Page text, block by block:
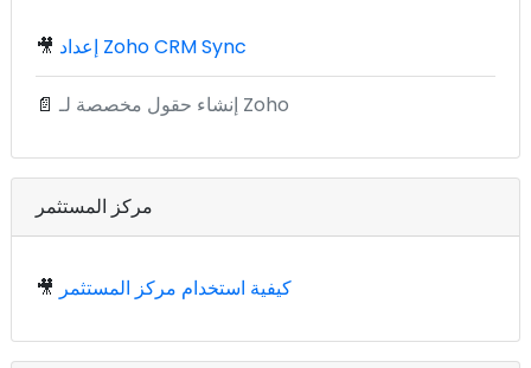
🎥 إعداد Zoho CRM Sync
📄 إنشاء حقول مخصصة لـ Zoho
مركز المستثمر
🎥 كيفية استخدام مركز المستثمر